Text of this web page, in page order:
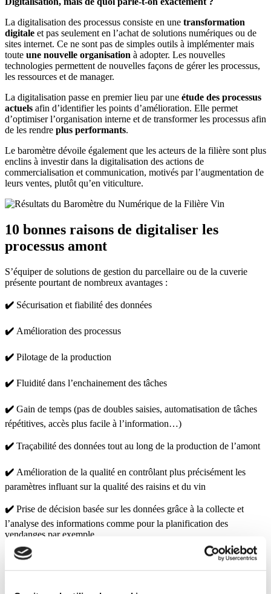
La digitalisation des processus consiste en une transformation
digitale et pas seulement en l’achat de solutions numériques ou de
sites internet. Ce ne sont pas de simples outils à implémenter mais
toute une nouvelle organisation à adopter. Les nouvelles
technologies permettent de nouvelles façons de gérer les processus,
les ressources et de manager.
La digitalisation passe en premier lieu par une étude des processus
actuels afin d’identifier les points d’amélioration. Elle permet
d’optimiser l’organisation interne et de transformer les processus afin
de les rendre plus performants.
Le baromètre dévoile également que les acteurs de la filière sont plus
enclins à investir dans la digitalisation des actions de
commercialisation et communication, motivés par l’augmentation de
leurs ventes, plutôt qu’en viticulture.
10 bonnes raisons de digitaliser les
processus amont
S’équiper de solutions de gestion du parcellaire ou de la cuverie
présente pourtant de nombreux avantages :
✔️ Sécurisation et fiabilité des données
✔️ Amélioration des processus
✔️ Pilotage de la production
✔️ Fluidité dans l’enchainement des tâches
✔️ Gain de temps (pas de doubles saisies, automatisation de tâches
répétitives, accès plus facile à l’information…)
✔️ Traçabilité des données tout au long de la production de l’amont
✔️ Amélioration de la qualité en contrôlant plus précisément les
paramètres influant sur la qualité des raisins et du vin
✔️ Prise de décision basée sur les données grâce à la collecte et
l’analyse des informations comme pour la planification des
vendanges par exemple
✔️Optimisation des traitements et des ressources